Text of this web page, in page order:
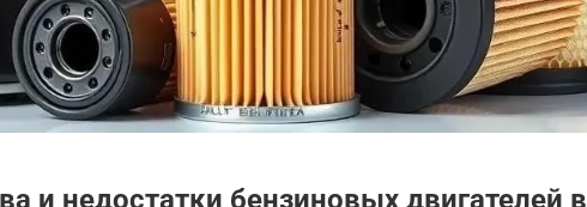
и недостатки бензиновых двигателей в